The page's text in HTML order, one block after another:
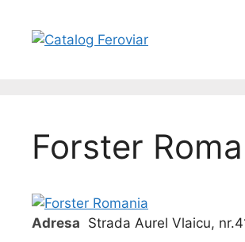
content
Forster
Adresa Strada Aurel Vlaicu,